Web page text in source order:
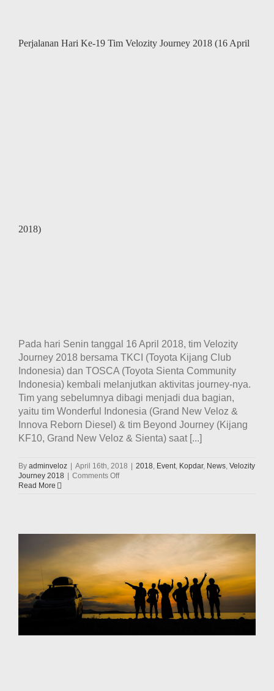
Perjalanan Hari Ke-19 Tim Velozity Journey 2018 (16 April
2018)
Pada hari Senin tanggal 16 April 2018, tim Velozity
Journey 2018 bersama TKCI (Toyota Kijang Club
Indonesia) dan TOSCA (Toyota Sienta Community
Indonesia) kembali melanjutkan aktivitas journey-nya.
Tim yang sebelumnya dibagi menjadi dua bagian,
yaitu tim Wonderful Indonesia (Grand New Veloz &
Innova Reborn Diesel) & tim Beyond Journey (Kijang
KF10, Grand New Veloz & Sienta) saat [...]
By adminveloz April 16th, 2018 2018, Event, Kopdar, News, Velozity
Journey 2018
Comments Offon
Velozity
Journey
April
2018)
Read More